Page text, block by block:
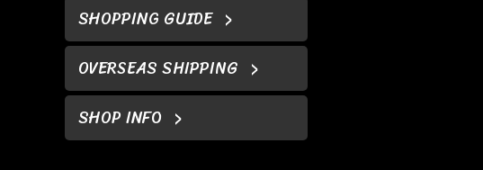
SHOPPING GUIDE
OVERSEAS SHIPPING
SHOP INFO